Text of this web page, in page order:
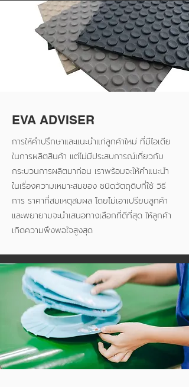
EVA ADVISER
การให้คำปรึกษาและแนะนำแก่ลูกค้าใหม่ ที่มีไอเดีย
ในการผลิตสินค้า แต่ไม่มีประสบการณ์เกี่ยวกับ
กระบวนการผลิตมาก่อน เราพร้อมจะให้คำแนะนำ
ในเรื่องความเหมาะสมของ ชนิดวัตถุดิบที่ใช้ วิธี
การ ราคาที่สมเหตุสมผล โดยไม่เอาเปรียบลูกค้า
และพยายามจะนำเสนอทางเลือกที่ดีที่สุด ให้ลูกค้า
เกิดความพึงพอใจสูงสุด